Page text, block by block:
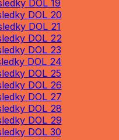
DOL 19
DOL 20
DOL 21
DOL 22
DOL 23
DOL 24
DOL 25
DOL 26
DOL 27
DOL 28
DOL 29
DOL 30